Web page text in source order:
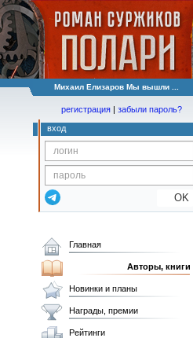
Михаил Елизаров Мы вышли ...
регистрация | забыли пароль?
вход
OK
Главная
Авторы, книги
Новинки и планы
Награды, премии
Рейтинги